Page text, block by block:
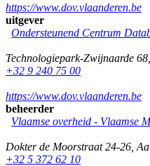
https://www.dov.vlaanderen.be
uitgever
Ondersteunend Centrum
Technologiepark-Zwijnaarde 68
+32 9 240 75 00
https://www.dov.vlaanderen.be
beheerder
Vlaamse overheid - Vlaamse
Dokter de Moorstraat 24-26
+32 5 372 62 10